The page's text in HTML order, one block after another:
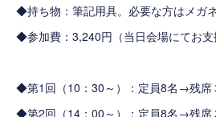
◆持ち物：筆記用具。必要な方はメガネ
◆参加費：3,240円（当日会場にてお支
◆第1回（10：30～）：定員8名→残席
◆第2回（14：00～）：定員8名→残席